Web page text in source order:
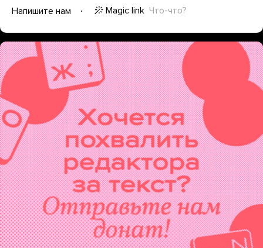
Напишите нам
Magic link Что-что?